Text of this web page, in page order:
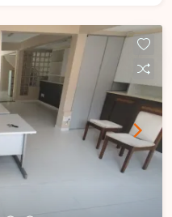
planejada, 02
sacada e armário
nos 02
social com
vaga de garagem.
e praticidade aos
visita para conhecer
mobiliado.